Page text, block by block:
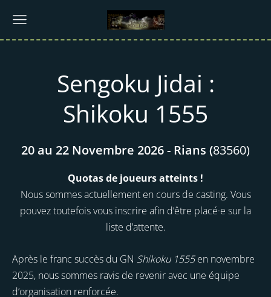
Sengoku Jidai :
Shikoku 1555
20 au 22 Novembre 2026 - Rians (83560)
Quotas de joueurs atteints !
Nous sommes actuellement en cours de casting. Vous
pouvez toutefois vous inscrire afin d’être placé·e sur la
liste d’attente.
Après le franc succès du GN Shikoku 1555en novembre
2025, nous sommes ravis de revenir avec une équipe
d’organisation renforcée.